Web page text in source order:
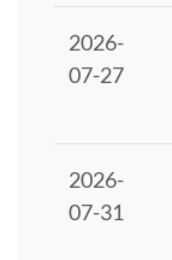
2026-
07-27
2026-
07-31